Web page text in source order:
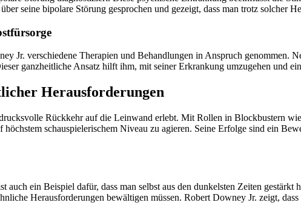
seine bipolare Störung gesprochen und gezeigt, dass man trotz solcher
Jr. verschiedene Therapien und Behandlungen in Anspruch genommen.
ganzheitliche Ansatz hilft ihm, mit seiner Erkrankung umzugehen und
Herausforderungen
Rückkehr auf die Leinwand erlebt. Mit Rollen in Blockbustern
schauspielerischem Niveau zu agieren. Seine Erfolge sind ein
ein Beispiel dafür, dass man selbst aus den dunkelsten Zeiten
Herausforderungen bewältigen müssen. Robert Downey Jr. zeigt,